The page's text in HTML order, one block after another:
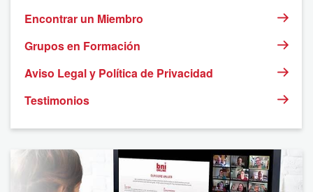
Encontrar un Miembro
Grupos en Formación
Aviso Legal y Política de Privacidad
Testimonios